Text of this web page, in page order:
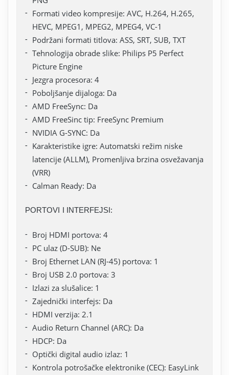
Formati video kompresije: AVC, H.264, H.265,
HEVC, MPEG1, MPEG2, MPEG4, VC-1
Podržani formati titlova: ASS, SRT, SUB, TXT
Tehnologija obrade slike: Philips P5 Perfect
Picture Engine
Jezgra procesora: 4
Poboljšanje dijaloga: Da
AMD FreeSync: Da
AMD FreeSinc tip: FreeSync Premium
NVIDIA G-SYNC: Da
Karakteristike igre: Automatski režim niske
latencije (ALLM), Promenljiva brzina osvežavanja
(VRR)
Calman Ready: Da
PORTOVI I INTERFEJSI:
Broj HDMI portova: 4
PC ulaz (D-SUB): Ne
Broj Ethernet LAN (RJ-45) portova: 1
Broj USB 2.0 portova: 3
Izlazi za slušalice: 1
Zajednički interfejs: Da
HDMI verzija: 2.1
Audio Return Channel (ARC): Da
HDCP: Da
Optički digital audio izlaz: 1
Kontrola potrošačke elektronike (CEC): EasyLink